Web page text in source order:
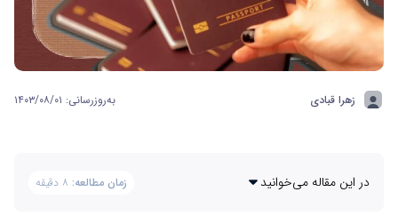
زهرا قبادی به‌روزرسانی: ۱۴۰۳/۰۸/۰۱
در این مقاله می‌خوانید زمان مطالعه: ۸ دقیقه